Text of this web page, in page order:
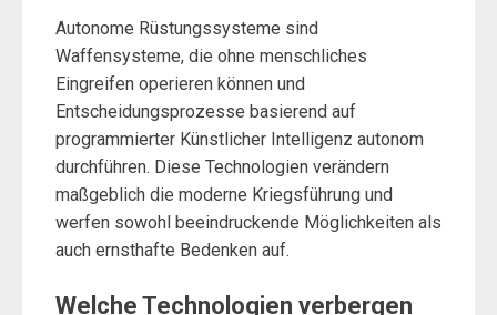
Autonome Rüstungssysteme sind
Waffensysteme, die ohne menschliches
Eingreifen operieren können und
Entscheidungsprozesse basierend auf
programmierter Künstlicher Intelligenz autonom
durchführen. Diese Technologien verändern
maßgeblich die moderne Kriegsführung und
werfen sowohl beeindruckende Möglichkeiten als
auch ernsthafte Bedenken auf.
Welche Technologien verbergen